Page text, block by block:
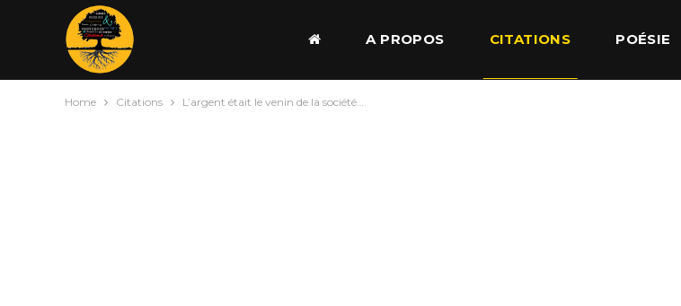
A PROPOS CITATIONS POÉSIE
Home Citations L’argent était le venin de la société….